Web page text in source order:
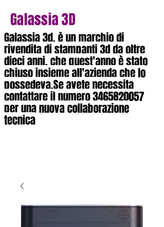
Galassia 3D
Galassia 3d, è un marchio di
rivendita di stampanti 3d da oltre
dieci anni, che quest'anno è stato
chiuso insieme all'azienda che lo
possedeva.Se avete necessita
contattare il numero3465820057
per una nuova collaborazione
tecnica